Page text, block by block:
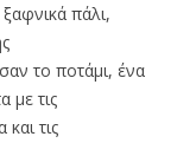
πάλι,
το ποτάμι, ένα
με τις
τις